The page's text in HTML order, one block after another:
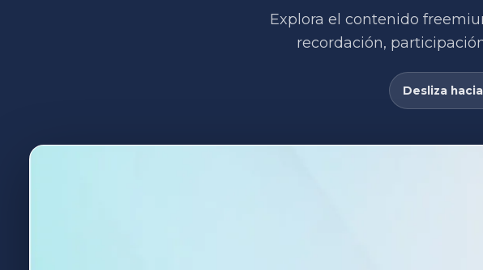
Explora el contenido
recordación,
Desliza